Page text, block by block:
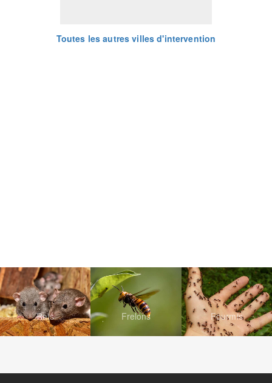
Toutes les autres villes d'intervention
Rats Frelons Fourmis